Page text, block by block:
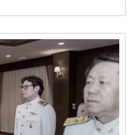
สัมมนา พร้อมมอบ
ประมาณ พ.ศ. 2569 และ
ยุทธ์และจัดทำแผนปฏิบัติ
ละสนับสนุนการดำเนิน
ลัย ตามกระบวนการ
นี้ มีคณะผู้บริหาร หัวหน้า
วม